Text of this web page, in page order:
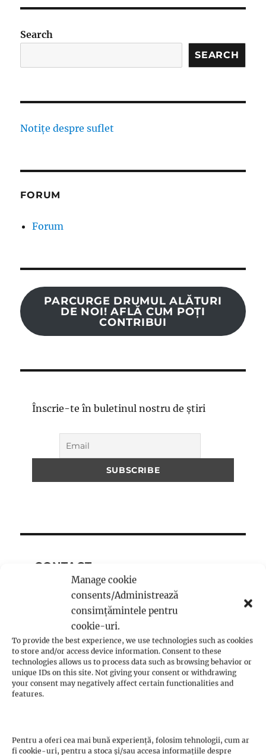
Manage cookie
consents/Administrează
consimțămintele pentru
cookie-uri.
To provide the best experience, we use technologies such as cookies
to store and/or access device information. Consent to these
technologies allows us to process data such as browsing behavior or
unique IDs on this site. Not giving your consent or withdrawing
your consent may negatively affect certain functionalities and
features.
Pentru a oferi cea mai bună experiență, folosim tehnologii, cum ar
fi cookie-uri, pentru a stoca și/sau accesa informațiile despre
Search
SEARCH
Notițe despre suflet
FORUM
Forum
PARCURGE DRUMUL ALĂTURI
DE NOI! AFLĂ CUM POȚI
CONTRIBUI
Înscrie-te în buletinul nostru de știri
CONTACT
Ultimele articole:
Cum împlinesc rugăciunea – video
Comportamentul față de părinți – Yasir
Qadhi
Bazele credintei – partea 1